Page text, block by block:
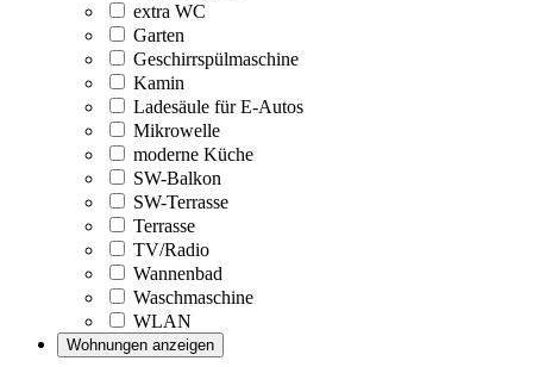
extra WC
Garten
Geschirrspülmaschine
Kamin
Ladesäule für E-Autos
Mikrowelle
moderne Küche
SW-Balkon
SW-Terrasse
Terrasse
TV/Radio
Wannenbad
Waschmaschine
WLAN